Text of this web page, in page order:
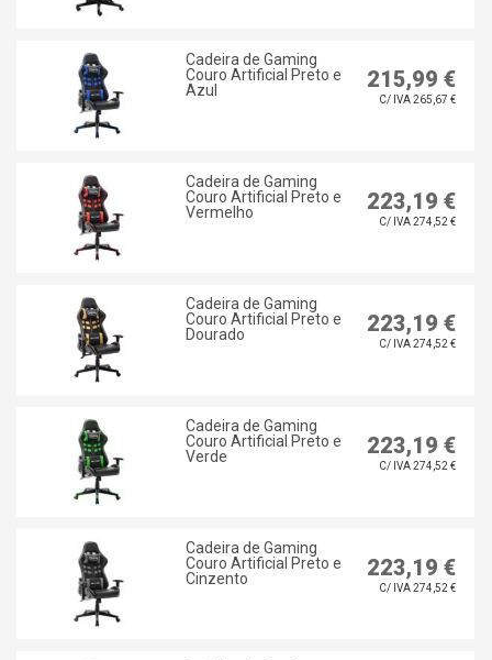
Cadeira de Gaming
Couro Artificial Preto e
Azul
215,99 €
C/ IVA 265,67 €
Cadeira de Gaming
Couro Artificial Preto e
Vermelho
223,19 €
C/ IVA 274,52 €
Cadeira de Gaming
Couro Artificial Preto e
Dourado
223,19 €
C/ IVA 274,52 €
Cadeira de Gaming
Couro Artificial Preto e
Verde
223,19 €
C/ IVA 274,52 €
Cadeira de Gaming
Couro Artificial Preto e
Cinzento
223,19 €
C/ IVA 274,52 €